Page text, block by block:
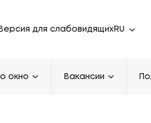
Версия для слабовидящих
окно Вакансии